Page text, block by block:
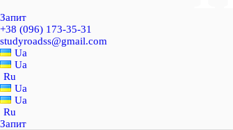
Запит
+38 (096) 173-35-31
studyroadss@gmail.com
Ua
Ua
Ru
Ua
Ua
Ru
Запит